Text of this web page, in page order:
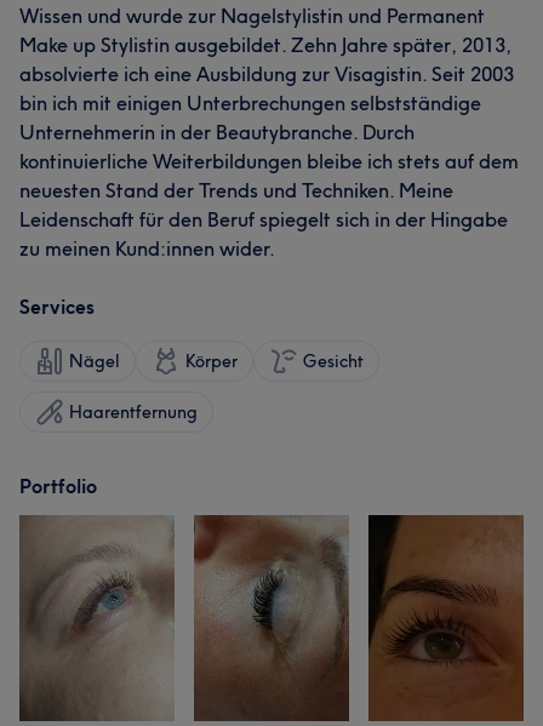
Wissen und wurde zur Nagelstylistin und Permanent
Make up Stylistin ausgebildet. Zehn Jahre später, 2013,
absolvierte ich eine Ausbildung zur Visagistin. Seit 2003
bin ich mit einigen Unterbrechungen selbstständige
Unternehmerin in der Beautybranche. Durch
kontinuierliche Weiterbildungen bleibe ich stets auf dem
neuesten Stand der Trends und Techniken. Meine
Leidenschaft für den Beruf spiegelt sich in der Hingabe
zu meinen Kund:innen wider.
Services
Nägel Körper Gesicht
Haarentfernung
Portfolio